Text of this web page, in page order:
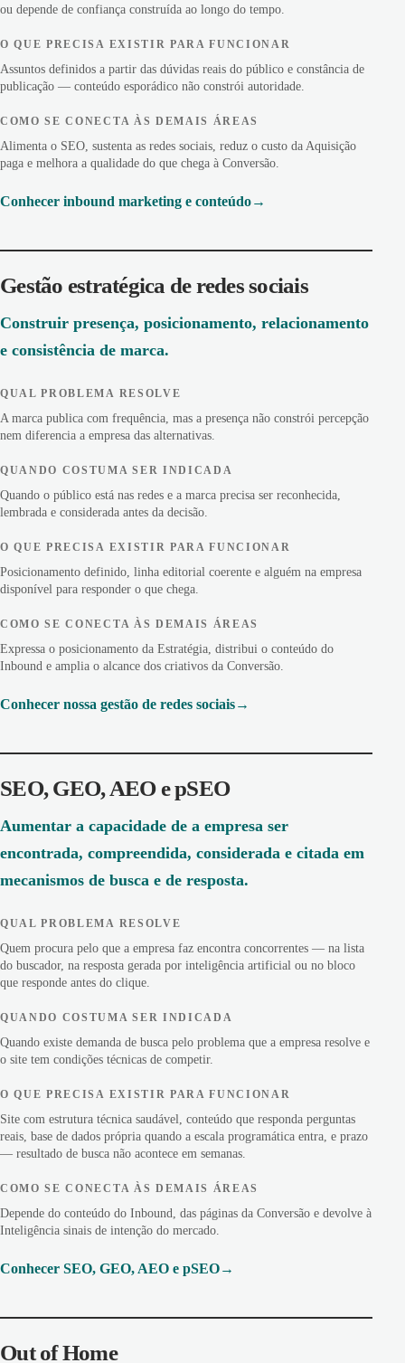
ou depende de confiança construída ao longo do tempo.
O QUE PRECISA EXISTIR PARA FUNCIONAR
Assuntos definidos a partir das dúvidas reais do público e constância de
publicação — conteúdo esporádico não constrói autoridade.
COMO SE CONECTA ÀS DEMAIS ÁREAS
Alimenta o SEO, sustenta as redes sociais, reduz o custo da Aquisição
paga e melhora a qualidade do que chega à Conversão.
Conhecer inbound marketing e conteúdo
Gestão estratégica de redes sociais
Construir presença, posicionamento, relacionamento
e consistência de marca.
QUAL PROBLEMA RESOLVE
A marca publica com frequência, mas a presença não constrói percepção
nem diferencia a empresa das alternativas.
QUANDO COSTUMA SER INDICADA
Quando o público está nas redes e a marca precisa ser reconhecida,
lembrada e considerada antes da decisão.
O QUE PRECISA EXISTIR PARA FUNCIONAR
Posicionamento definido, linha editorial coerente e alguém na empresa
disponível para responder o que chega.
COMO SE CONECTA ÀS DEMAIS ÁREAS
Expressa o posicionamento da Estratégia, distribui o conteúdo do
Inbound e amplia o alcance dos criativos da Conversão.
Conhecer nossa gestão de redes sociais
SEO, GEO, AEO e pSEO
Aumentar a capacidade de a empresa ser
encontrada, compreendida, considerada e citada em
mecanismos de busca e de resposta.
QUAL PROBLEMA RESOLVE
Quem procura pelo que a empresa faz encontra concorrentes — na lista
do buscador, na resposta gerada por inteligência artificial ou no bloco
que responde antes do clique.
QUANDO COSTUMA SER INDICADA
Quando existe demanda de busca pelo problema que a empresa resolve e
o site tem condições técnicas de competir.
O QUE PRECISA EXISTIR PARA FUNCIONAR
Site com estrutura técnica saudável, conteúdo que responda perguntas
reais, base de dados própria quando a escala programática entra, e prazo
— resultado de busca não acontece em semanas.
COMO SE CONECTA ÀS DEMAIS ÁREAS
Depende do conteúdo do Inbound, das páginas da Conversão e devolve à
Inteligência sinais de intenção do mercado.
Conhecer SEO, GEO, AEO e pSEO
Out of Home